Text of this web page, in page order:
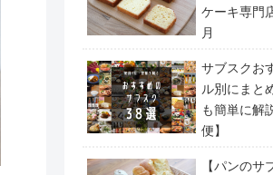
ケーキ専門
月
サブスクお
ル別にまと
も簡単に解
便】
【パンの